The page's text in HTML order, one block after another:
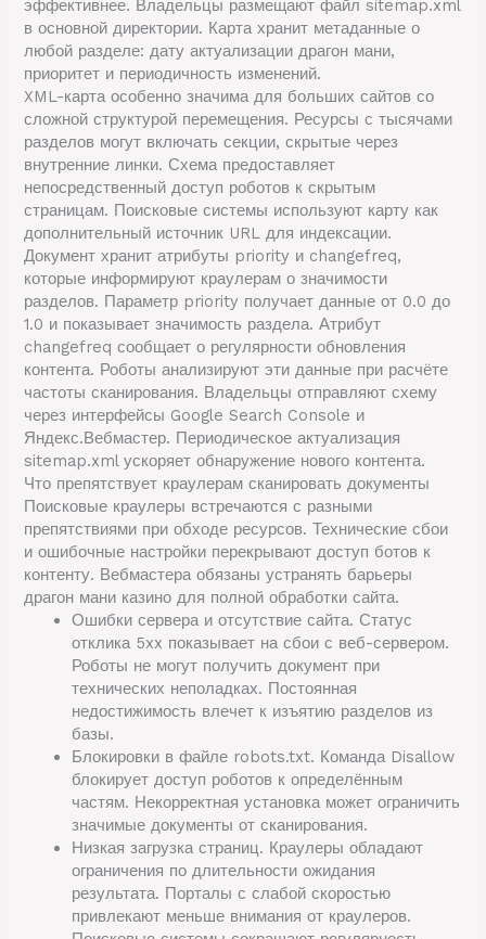
эффективнее. Владельцы размещают файл sitemap.xml
в основной директории. Карта хранит метаданные о
любой разделе: дату актуализации драгон мани,
приоритет и периодичность изменений.
XML-карта особенно значима для больших сайтов со
сложной структурой перемещения. Ресурсы с тысячами
разделов могут включать секции, скрытые через
внутренние линки. Схема предоставляет
непосредственный доступ роботов к скрытым
страницам. Поисковые системы используют карту как
дополнительный источник URL для индексации.
Документ хранит атрибуты priority и changefreq,
которые информируют краулерам о значимости
разделов. Параметр priority получает данные от 0.0 до
1.0 и показывает значимость раздела. Атрибут
changefreq сообщает о регулярности обновления
контента. Роботы анализируют эти данные при расчёте
частоты сканирования. Владельцы отправляют схему
через интерфейсы Google Search Console и
Яндекс.Вебмастер. Периодическое актуализация
sitemap.xml ускоряет обнаружение нового контента.
Что препятствует краулерам сканировать документы
Поисковые краулеры встречаются с разными
препятствиями при обходе ресурсов. Технические сбои
и ошибочные настройки перекрывают доступ ботов к
контенту. Вебмастера обязаны устранять барьеры
драгон мани казино для полной обработки сайта.
Ошибки сервера и отсутствие сайта. Статус
отклика 5xx показывает на сбои с веб-сервером.
Роботы не могут получить документ при
технических неполадках. Постоянная
недостижимость влечет к изъятию разделов из
базы.
Блокировки в файле robots.txt. Команда Disallow
блокирует доступ роботов к определённым
частям. Некорректная установка может ограничить
значимые документы от сканирования.
Низкая загрузка страниц. Краулеры обладают
ограничения по длительности ожидания
результата. Порталы с слабой скоростью
привлекают меньше внимания от краулеров.